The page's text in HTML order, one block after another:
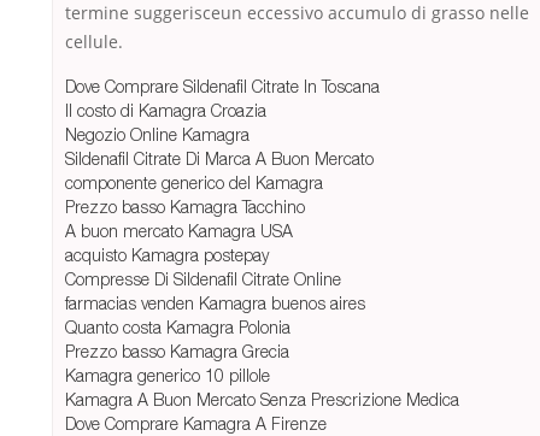
termine suggerisceun eccessivo accumulo di grasso nelle
cellule.
Dove Comprare Sildenafil Citrate In Toscana
Il costo di Kamagra Croazia
Negozio Online Kamagra
Sildenafil Citrate Di Marca A Buon Mercato
componente generico del Kamagra
Prezzo basso Kamagra Tacchino
A buon mercato Kamagra USA
acquisto Kamagra postepay
Compresse Di Sildenafil Citrate Online
farmacias venden Kamagra buenos aires
Quanto costa Kamagra Polonia
Prezzo basso Kamagra Grecia
Kamagra generico 10 pillole
Kamagra A Buon Mercato Senza Prescrizione Medica
Dove Comprare Kamagra A Firenze